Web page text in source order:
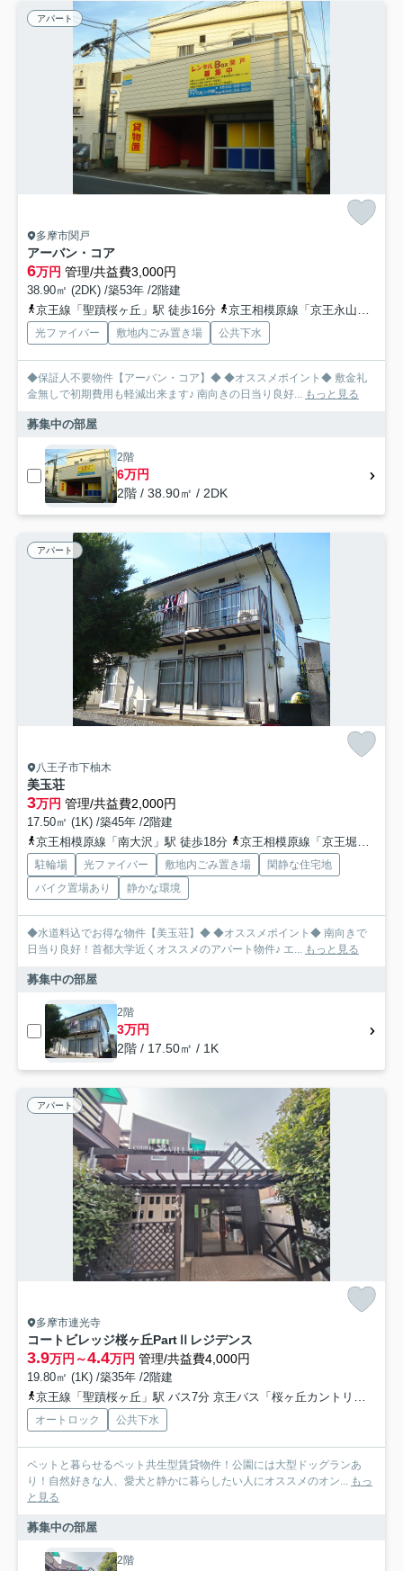
アパート
多摩市関戸
アーバン・コア
6万円 管理/共益費3,000円
38.90㎡ (2DK) /築53年 /2階建
京王線「聖蹟桜ヶ丘」駅 徒歩16分
京王相模原線「京王永山」駅 徒歩21分
光ファイバー 敷地内ごみ置き場 公共下水
◆保証人不要物件【アーバン・コア】◆ ◆オススメポイント◆ 敷金礼
金無しで初期費用も軽減出来ます♪ 南向きの日当り良好... もっと見る
募集中の部屋
2階
6万円
2階 / 38.90㎡ / 2DK
アパート
八王子市下柚木
美玉荘
3万円 管理/共益費2,000円
17.50㎡ (1K) /築45年 /2階建
京王相模原線「南大沢」駅 徒歩18分
京王相模原線「京王堀之内」駅 徒歩30分
駐輪場 光ファイバー 敷地内ごみ置き場
閑静な住宅地
バイク置場あり
静かな環境
◆水道料込でお得な物件【美玉荘】◆ ◆オススメポイント◆ 南向きで
日当り良好！首都大学近くオススメのアパート物件♪ エ... もっと見る
募集中の部屋
2階
3万円
2階 / 17.50㎡ / 1K
アパート
多摩市連光寺
コートビレッジ桜ヶ丘PartⅡレジデンス
3.9万円～4.4万円 管理/共益費4,000円
19.80㎡ (1K) /築35年 /2階建
京王線「聖蹟桜ヶ丘」駅 バス7分 京王バス「桜ヶ丘カントリークラブ」 停歩1分
オートロック 公共下水
ペットと暮らせるペット共生型賃貸物件！公園には大型ドッグランあ
り！自然好きな人、愛犬と静かに暮らしたい人にオススメのオン... もっ
と見る
募集中の部屋
2階